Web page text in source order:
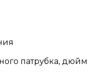
патрубка, дюйм